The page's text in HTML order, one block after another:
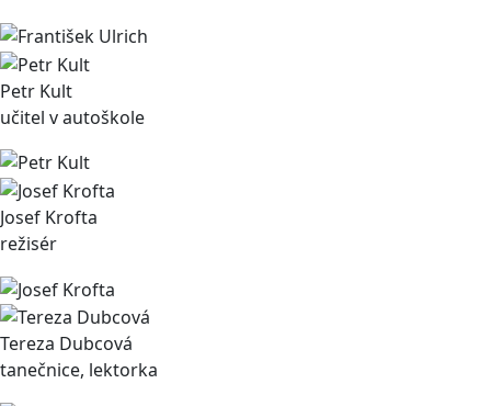
Petr Kult
učitel v autoškole
Josef Krofta
režisér
Tereza Dubcová
tanečnice, lektorka